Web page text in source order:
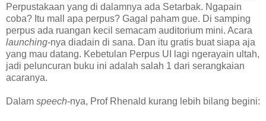
Perpustakaan yang di dalamnya ada Setarbak. Ngapain
coba? Itu mall apa perpus? Gagal paham gue. Di samping
perpus ada ruangan kecil semacam auditorium mini. Acara
launching-nya diadain di sana. Dan itu gratis buat siapa aja
yang mau datang. Kebetulan Perpus UI lagi ngerayain ultah,
jadi peluncuran buku ini adalah salah 1 dari serangkaian
acaranya.
Dalam speech-nya, Prof Rhenald kurang lebih bilang begini: